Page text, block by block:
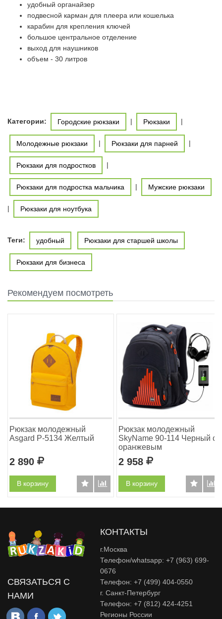
удобный органайзер
подвесной карман для плеера или кошелька
карабин для крепления ключей
большое центральное отделение
выход для наушников
объем - 30 литров
Категории: Городские рюкзаки | Рюкзаки |
Молодежные рюкзаки | Рюкзаки для парней |
Рюкзаки для подростков |
Рюкзаки для подростка мальчика | Мужские рюкзаки
| Рюкзаки для ноутбука
Теги: удобный Рюкзаки для старшей школы
Рюкзаки для бизнеса
Рекомендуем посмотреть
Рюкзак молодежный
Asgard Р-5134 Желтый
2 890 Р
В корзину
Рюкзак молодежный
SkyName 90-114 Черный с
оранжевым
2 958 Р
В корзину
СВЯЗАТЬСЯ С
НАМИ
КОНТАКТЫ
г.Москва
Телефон/whatsapp: +7 (963) 699-
0676
Телефон: +7 (499) 404-0550
г. Санкт-Петербург
Телефон: +7 (812) 424-4251
Регионы России